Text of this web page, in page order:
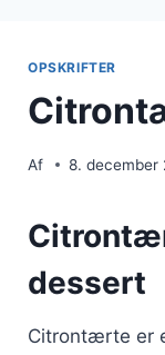
OPSKRIFTER
Af 8. december
dessert
Citrontærte er